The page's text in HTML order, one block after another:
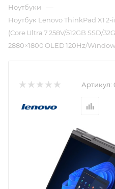
Ноутбуки —
Ноутбук Lenovo ThinkPad X1 2-
(Core Ultra 7 258V/512GB SSD/
2880×1800 OLED 120Hz/
Артикул: